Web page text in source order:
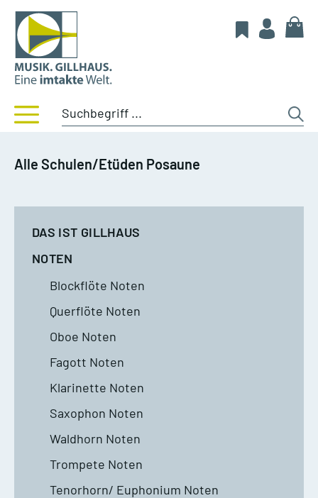
Alle Schulen/Etüden Posaune
DAS IST GILLHAUS
NOTEN
Blockflöte Noten
Querflöte Noten
Oboe Noten
Fagott Noten
Klarinette Noten
Saxophon Noten
Waldhorn Noten
Trompete Noten
Tenorhorn/ Euphonium Noten